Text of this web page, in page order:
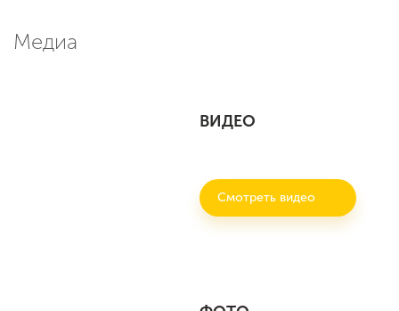
Медиа
ВИДЕО
Смотреть видео